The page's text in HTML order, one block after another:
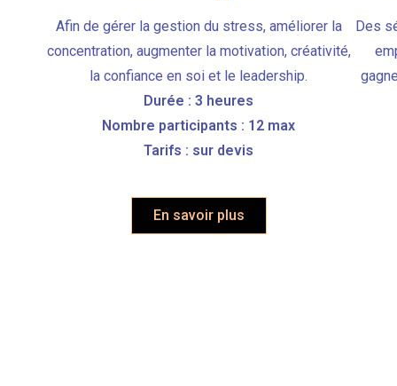
Afin de gérer la gestion du stress, améliorer la
concentration, augmenter la motivation, créativité,
la confiance en soi et le leadership.
Durée : 3 heures
Nombre participants : 12 max
Tarifs : sur devis
Des
En savoir plus